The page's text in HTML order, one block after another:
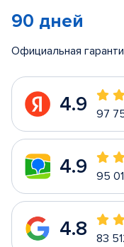
90 дней
Официальная
4.9 97
4.9 95
4.8 83